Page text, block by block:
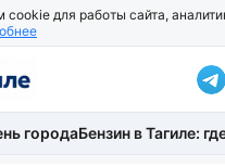
для работы сайта,
городаБензин в Тагиле: